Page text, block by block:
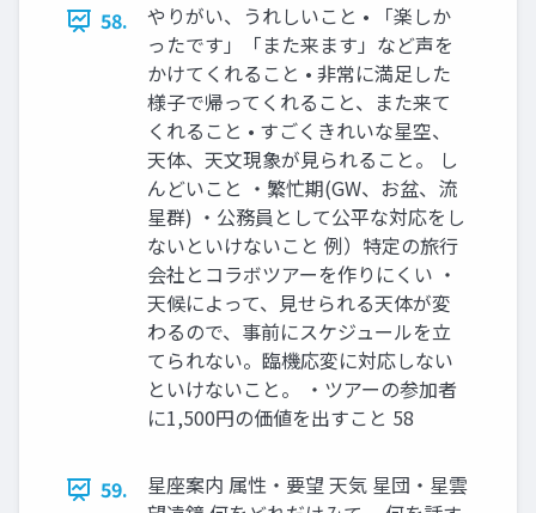
58.
やりがい、うれしいこと • 「楽しか
ったです」「また来ます」など声を
かけてくれること • 非常に満足した
様子で帰ってくれること、また来て
くれること • すごくきれいな星空、
天体、天文現象が見られること。 し
んどいこと ・繁忙期(GW、お盆、流
星群) ・公務員として公平な対応をし
ないといけないこと 例）特定の旅行
会社とコラボツアーを作りにくい ・
天候によって、見せられる天体が変
わるので、事前にスケジュールを立
てられない。臨機応変に対応しない
といけないこと。 ・ツアーの参加者
に1,500円の価値を出すこと 58
59.
星座案内 属性・要望 天気 星団・星雲